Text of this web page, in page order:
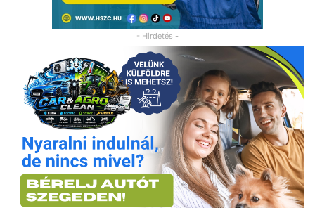
- Hirdetés -